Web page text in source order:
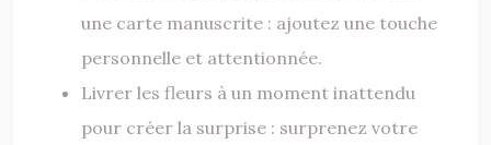
une carte manuscrite : ajoutez une touche
personnelle et attentionnée.
Livrer les fleurs à un moment inattendu
pour créer la surprise : surprenez votre